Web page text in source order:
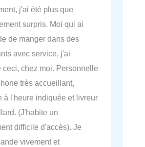
j'ai été plus que
surpris. Moi qui ai
de manger dans des
avec service, j'ai
ceci, chez moi. Personnelle
très accueillant,
à l'heure indiquée et livreur
(J'habite un
difficile d'accès). Je
vivement et